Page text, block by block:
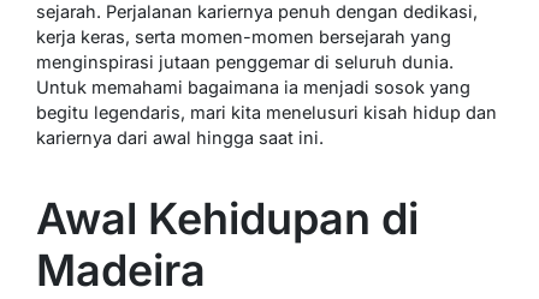
sejarah. Perjalanan kariernya penuh dengan dedikasi,
kerja keras, serta momen-momen bersejarah yang
menginspirasi jutaan penggemar di seluruh dunia.
Untuk memahami bagaimana ia menjadi sosok yang
begitu legendaris, mari kita menelusuri kisah hidup dan
kariernya dari awal hingga saat ini.
Awal Kehidupan di
Madeira